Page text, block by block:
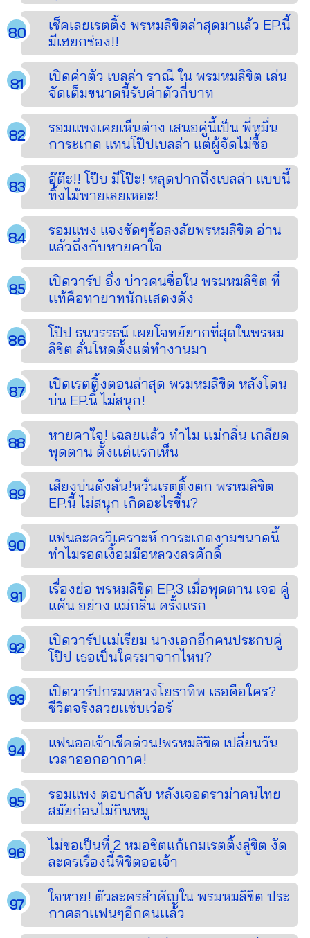
เช็คเลยเรตติ้ง พรหมลิขิตล่าสุดมาแล้ว EP.นี้
มีเฮยกช่อง!!
เปิดค่าตัว เบลล่า ราณี ใน พรมหมลิขิต เล่น
จัดเต็มขนาดนี้รับค่าตัวกี่บาท
รอมแพงเคยเห็นต่าง เสนอคู่นี้เป็น พี่หมื่น
การะเกด แทนโป๊ปเบลล่า แต่ผู้จัดไม่ซื้อ
อุ๊ต๊ะ!! โป๊บ มีโป๊ะ! หลุดปากถึงเบลล่า แบบนี้
ทิ้งไม้พายเลยเหอะ!
รอมแพง แจงชัดๆข้อสงสัยพรหมลิขิต อ่าน
แล้วถึงกับหายคาใจ
เปิดวาร์ป อึ่ง บ่าวคนซื่อใน พรมหมลิขิต ที่
เเท้คือทายาทนักเเสดงดัง
โป๊ป ธนวรรธน์ เผยโจทย์ยากที่สุดในพรหม
ลิขิต ลั่นโหดตั้งแต่ทำงานมา
เปิดเรตติ้งตอนล่าสุด พรมหมลิขิต หลังโดน
บ่น EP.นี้ ไม่สนุก!
หายคาใจ! เฉลยเเล้ว ทำไม เเม่กลิ่น เกลียด
พุดตาน ตั้งเเต่เเรกเห็น
เสียงบ่นดังลั่น!หวั่นเรตติ้งตก พรหมลิขิต
EP.นี้ ไม่สนุก เกิดอะไรขึ้น?
แฟนละครวิเคราะห์ การะเกดงามขนาดนี้
ทำไมรอดเงื้อมมือหลวงสรศักดิ์
เรื่องย่อ พรหมลิขิต EP.3 เมื่อพุดตาน เจอ คู่
แค้น อย่าง แม่กลิ่น ครั้งแรก
เปิดวาร์ปเเม่เรียม นางเอกอีกคนประกบคู่
โป๊ป เธอเป็นใครมาจากไหน?
เปิดวาร์ปกรมหลวงโยธาทิพ เธอคือใคร?
ชีวิตจริงสวยเเซ่บเว่อร์
แฟนออเจ้าเช็คด่วน!พรหมลิขิต เปลี่ยนวัน
เวลาออกอากาศ!
รอมแพง ตอบกลับ หลังเจอดราม่าคนไทย
สมัยก่อนไม่กินหมู
ไม่ขอเป็นที่ 2 หมอชิตแก้เกมเรตติ้งสู่ขิต งัด
ละครเรื่องนี้พิชิตออเจ้า
ใจหาย! ตัวละครสำคัญใน พรมหมลิขิต ประ
กาศลาเเฟนๆอีกคนเเล้ว